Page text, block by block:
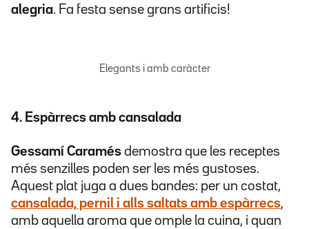
alegria. Fa festa sense grans artificis!
Elegants i amb caràcter
4. Espàrrecs amb cansalada
Gessamí Caramés demostra que les receptes
més senzilles poden ser les més gustoses.
Aquest plat juga a dues bandes: per un costat,
cansalada, pernil i alls saltats amb espàrrecs,
amb aquella aroma que omple la cuina, i quan